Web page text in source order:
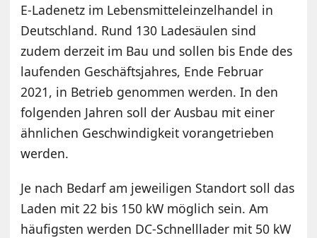
E-Ladenetz im Lebensmitteleinzelhandel in
Deutschland. Rund 130 Ladesäulen sind
zudem derzeit im Bau und sollen bis Ende des
laufenden Geschäftsjahres, Ende Februar
2021, in Betrieb genommen werden. In den
folgenden Jahren soll der Ausbau mit einer
ähnlichen Geschwindigkeit vorangetrieben
werden.
Je nach Bedarf am jeweiligen Standort soll das
Laden mit 22 bis 150 kW möglich sein. Am
häufigsten werden DC-Schnelllader mit 50 kW